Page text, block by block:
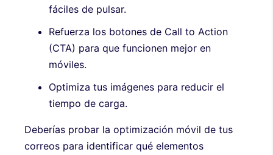
fáciles de pulsar.
Refuerza los botones de Call to Action
(CTA) para que funcionen mejor en
móviles.
Optimiza tus imágenes para reducir el
tiempo de carga.
Deberías probar la optimización móvil de tus
correos para identificar qué elementos